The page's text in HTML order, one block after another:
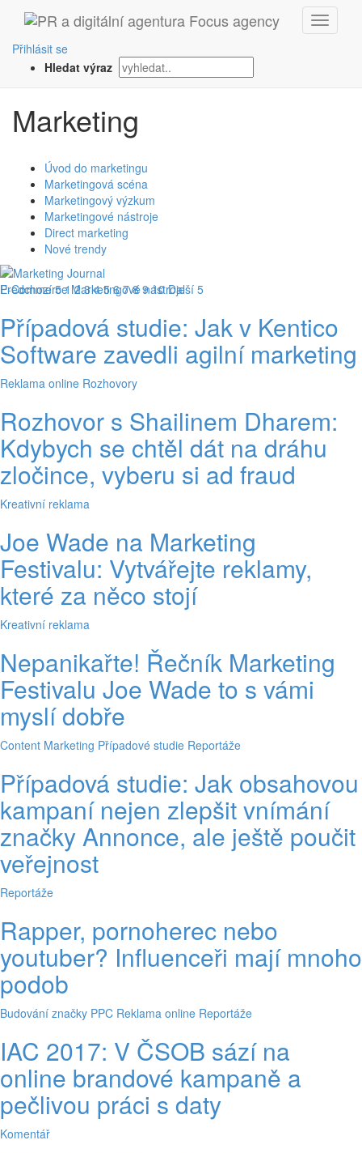
Přihlásit se
Hledat výraz
Marketing
Úvod do marketingu
Marketingová scéna
Marketingový výzkum
Marketingové nástroje
Direct marketing
Nové trendy
E-Commerce Marketingové nástroje
Případová studie: Jak v Kentico
Software zavedli agilní marketing
Reklama online Rozhovory
Rozhovor s Shailinem Dharem:
Kdybych se chtěl dát na dráhu
zločince, vyberu si ad fraud
Kreativní reklama
Joe Wade na Marketing
Festivalu: Vytvářejte reklamy,
které za něco stojí
Kreativní reklama
Nepanikařte! Řečník Marketing
Festivalu Joe Wade to s vámi
myslí dobře
Content Marketing Případové studie Reportáže
Případová studie: Jak obsahovou
kampaní nejen zlepšit vnímání
značky Annonce, ale ještě poučit
veřejnost
Reportáže
Rapper, pornoherec nebo
youtuber? Influenceři mají mnoho
podob
Budování značky PPC Reklama online Reportáže
IAC 2017: V ČSOB sází na
online brandové kampaně a
pečlivou práci s daty
Komentář
Predchozí 5 1 2 3 4 5 6 7 8 9 10 Další 5